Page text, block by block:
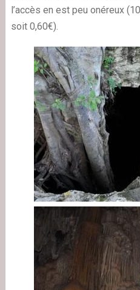
l’accès en est peu onéreux
soit 0,60€).